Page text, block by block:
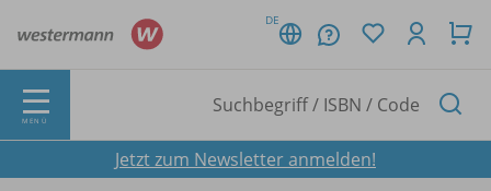
DE
MENÜ
Jetzt zum Newsletter anmelden!